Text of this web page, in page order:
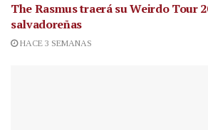
The Rasmus traerá su Weirdo Tour
salvadoreñas
HACE 3 SEMANAS